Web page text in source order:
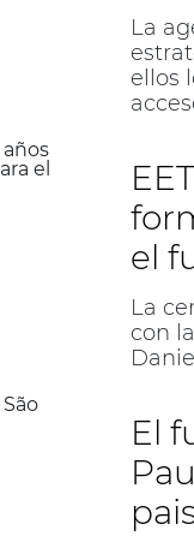
La
ellos
el
La
con
El